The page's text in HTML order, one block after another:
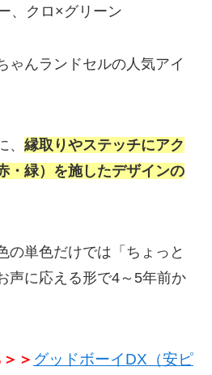
、クロ×グリーン
ゃんランドセルの人気アイ
縁取りやステッチにアク
・緑）を施したデザインの
の単色だけでは「ちょっと
声に応える形で4～5年前か
＞ グッドボーイDX（安ピ